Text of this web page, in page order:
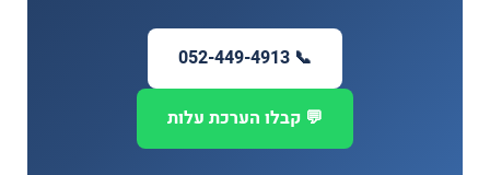
📞 052-449-4913
💬 קבלו הערכת עלות